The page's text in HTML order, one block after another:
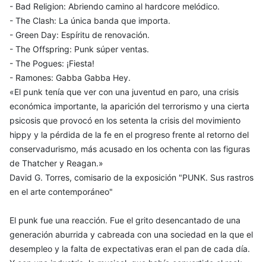
- Bad Religion: Abriendo camino al hardcore melódico.
- The Clash: La única banda que importa.
- Green Day: Espíritu de renovación.
- The Offspring: Punk súper ventas.
- The Pogues: ¡Fiesta!
- Ramones: Gabba Gabba Hey.
«El punk tenía que ver con una juventud en paro, una crisis
económica importante, la aparición del terrorismo y una cierta
psicosis que provocó en los setenta la crisis del movimiento
hippy y la pérdida de la fe en el progreso frente al retorno del
conservadurismo, más acusado en los ochenta con las figuras
de Thatcher y Reagan.»
David G. Torres, comisario de la exposición "PUNK. Sus rastros
en el arte contemporáneo"
El punk fue una reacción. Fue el grito desencantado de una
generación aburrida y cabreada con una sociedad en la que el
desempleo y la falta de expectativas eran el pan de cada día.